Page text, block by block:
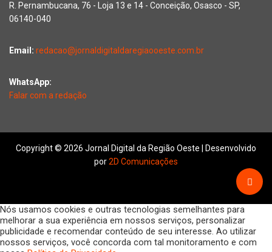
R. Pernambucana, 76 - Loja 13 e 14 - Conceição, Osasco - SP,
06140-040
Email: redacao@jornaldigitaldaregiaooeste.com.br
WhatsApp:
Falar com a redação
Copyright © 2026 Jornal Digital da Região Oeste | Desenvolvido
por2D Comunicações
Nós usamos cookies e outras tecnologias semelhantes para
melhorar a sua experiência em nossos serviços, personalizar
publicidade e recomendar conteúdo de seu interesse. Ao utilizar
nossos serviços, você concorda com tal monitoramento e com